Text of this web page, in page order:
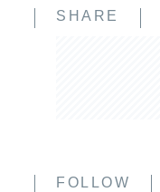
SHARE
FOLLOW